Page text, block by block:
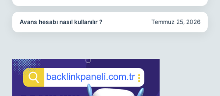
Avans hesabı nasıl kullanılır ? Temmuz 25, 2026